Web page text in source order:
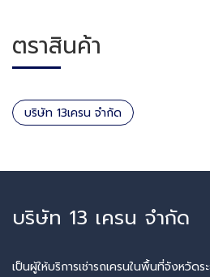
ตราสินค้า
บริษัท 13เครน จำกัด
บริษัท 13 เครน จำกัด
เป็นผู้ให้บริการเช่ารถเครนในพื้นที่จังหวัด